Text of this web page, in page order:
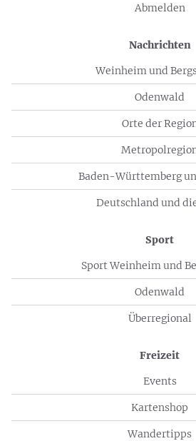
Abmelden
Nachrichten
Weinheim und
Odenwald
Orte der
Baden-Württemberg
Deutschland und
Sport
Sport Weinheim und
Odenwald
Überregional
Freizeit
Events
Kartenshop
Wandertipps